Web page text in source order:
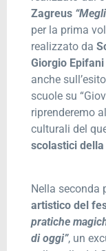
Zagreus
per la prima
realizzato da
Giorgio
anche
scuole su
riprenderemo
culturali del
scolastici
Nella seconda
artistico del
pratiche
di oggi”, un